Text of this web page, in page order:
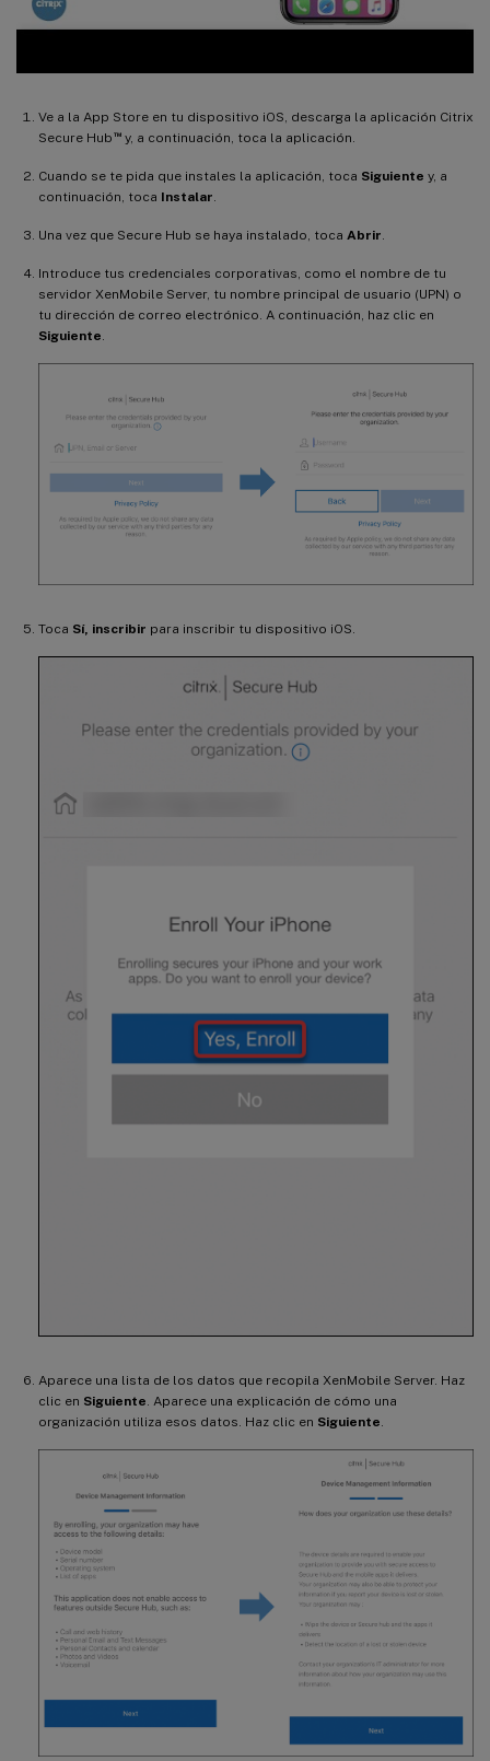
Ve a la App Store en tu dispositivo iOS, descarga la aplicación Citrix
Secure Hub ™y, a continuación, toca la aplicación.
Cuando se te pida que instales la aplicación, toca Siguiente y, a
continuación, toca Instalar.
Una vez que Secure Hub se haya instalado, toca Abrir.
Introduce tus credenciales corporativas, como el nombre de tu
servidor XenMobile Server, tu nombre principal de usuario (UPN) o
tu dirección de correo electrónico. A continuación, haz clic en
Siguiente.
Toca Sí, inscribir para inscribir tu dispositivo iOS.
Aparece una lista de los datos que recopila XenMobile Server. Haz
clic en Siguiente. Aparece una explicación de cómo una
organización utiliza esos datos. Haz clic en Siguiente.